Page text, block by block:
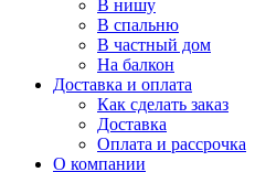
В нишу
В спальню
В частный дом
На балкон
Доставка и оплата
Как сделать заказ
Доставка
Оплата и рассрочка
О компании